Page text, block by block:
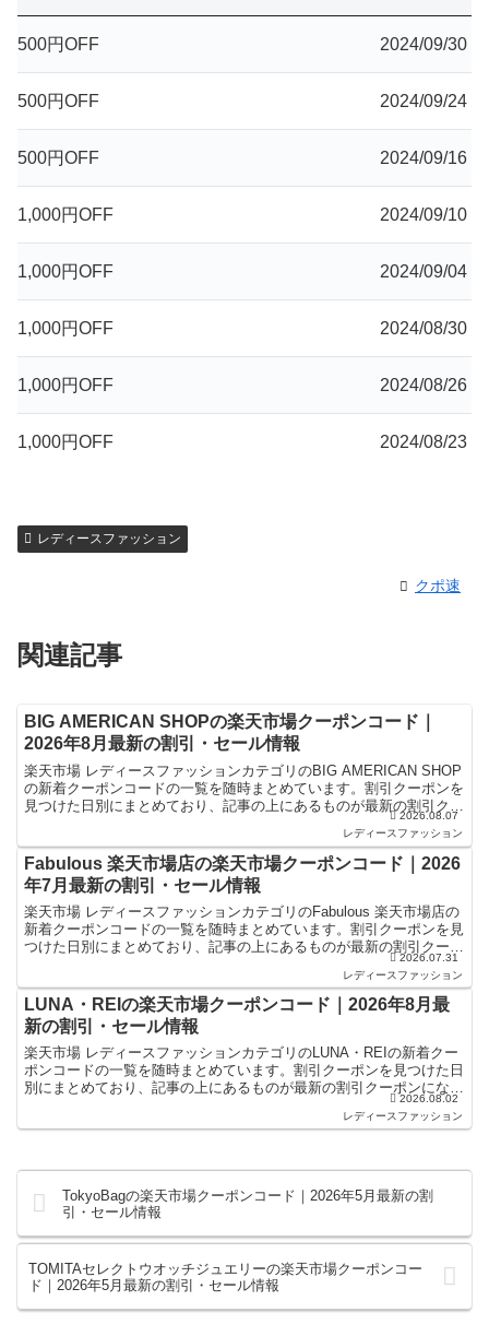
500円OFF 2024/09/30
500円OFF 2024/09/24
500円OFF 2024/09/16
1,000円OFF 2024/09/10
1,000円OFF 2024/09/04
1,000円OFF 2024/08/30
1,000円OFF 2024/08/26
1,000円OFF 2024/08/23
レディースファッション
クポ速
関連記事
BIG AMERICAN SHOPの楽天市場クーポンコード｜
2026年8月最新の割引・セール情報
楽天市場 レディースファッションカテゴリのBIG AMERICAN SHOP
の新着クーポンコードの一覧を随時まとめています。割引クーポンを
見つけた日別にまとめており、記事の上にあるものが最新の割引クー
2026.08.07
レディースファッション
Fabulous 楽天市場店の楽天市場クーポンコード｜2026
年7月最新の割引・セール情報
楽天市場 レディースファッションカテゴリのFabulous 楽天市場店の
新着クーポンコードの一覧を随時まとめています。割引クーポンを見
つけた日別にまとめており、記事の上にあるものが最新の割引クーポ
2026.07.31
レディースファッション
LUNA・REIの楽天市場クーポンコード｜2026年8月最
新の割引・セール情報
楽天市場 レディースファッションカテゴリのLUNA・REIの新着クー
ポンコードの一覧を随時まとめています。割引クーポンを見つけた日
別にまとめており、記事の上にあるものが最新の割引クーポンになり
2026.08.02
レディースファッション
TokyoBagの楽天市場クーポンコード｜2026年5月最新の割
引・セール情報
TOMITAセレクトウオッチジュエリーの楽天市場クーポンコー
ド｜2026年5月最新の割引・セール情報